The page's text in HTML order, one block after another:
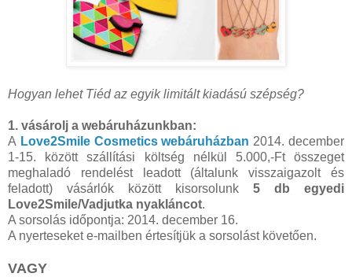
Hogyan lehet Tiéd az egyik limitált kiadású szépség?
1. vásárolj a webáruházunkban:
A Love2Smile Cosmetics webáruházban 2014. december
1-15. között szállítási költség nélkül 5.000,-Ft összeget
meghaladó rendelést leadott (általunk visszaigazolt és
feladott) vásárlók között kisorsolunk 5 db egyedi
Love2Smile/Vadjutka nyakláncot.
A sorsolás időpontja: 2014. december 16.
A nyerteseket e-mailben értesítjük a sorsolást követően.
VAGY